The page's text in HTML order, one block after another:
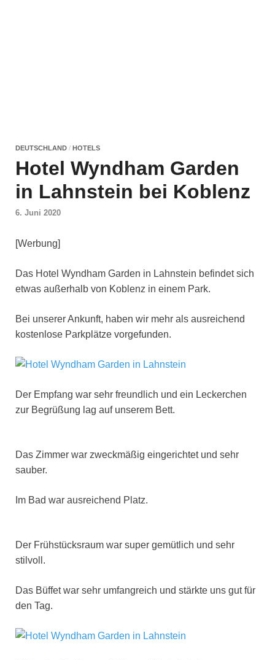
DEUTSCHLAND / HOTELS
Hotel Wyndham Garden
in Lahnstein bei Koblenz
6. Juni 2020
[Werbung]
Das Hotel Wyndham Garden in Lahnstein befindet sich
etwas außerhalb von Koblenz in einem Park.
Bei unserer Ankunft, haben wir mehr als ausreichend
kostenlose Parkplätze vorgefunden.
Der Empfang war sehr freundlich und ein Leckerchen
zur Begrüßung lag auf unserem Bett.
Das Zimmer war zweckmäßig eingerichtet und sehr
sauber.
Im Bad war ausreichend Platz.
Der Frühstücksraum war super gemütlich und sehr
stilvoll.
Das Büffet war sehr umfangreich und stärkte uns gut für
den Tag.